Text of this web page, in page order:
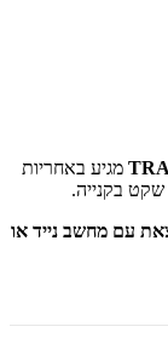
מגיע באחריות
בקנייה.
עם מחשב נייד או